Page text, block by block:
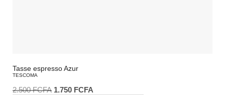
Tasse espresso Azur
TESCOMA
2.500FCFA 1.750 FCFA